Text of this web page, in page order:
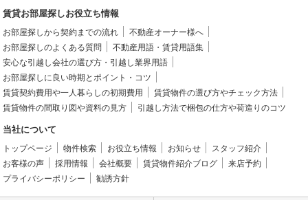
賃貸お部屋探しお役立ち情報
お部屋探しから契約までの流れ
不動産オーナー様へ
お部屋探しのよくある質問
不動産用語・賃貸用語集
安心な引越し会社の選び方・引越し業界用語
お部屋探しに良い時期とポイント・コツ
賃貸契約費用や一人暮らしの初期費用
賃貸物件の選び方やチェック方法
賃貸物件の間取り図や資料の見方
引越し方法で梱包の仕方や荷造りのコツ
当社について
トップページ 物件検索 お役立ち情報 お知らせ
スタッフ紹介
お客様の声
採用情報 会社概要 賃貸物件紹介ブログ
来店予約
プライバシーポリシー
勧誘方針